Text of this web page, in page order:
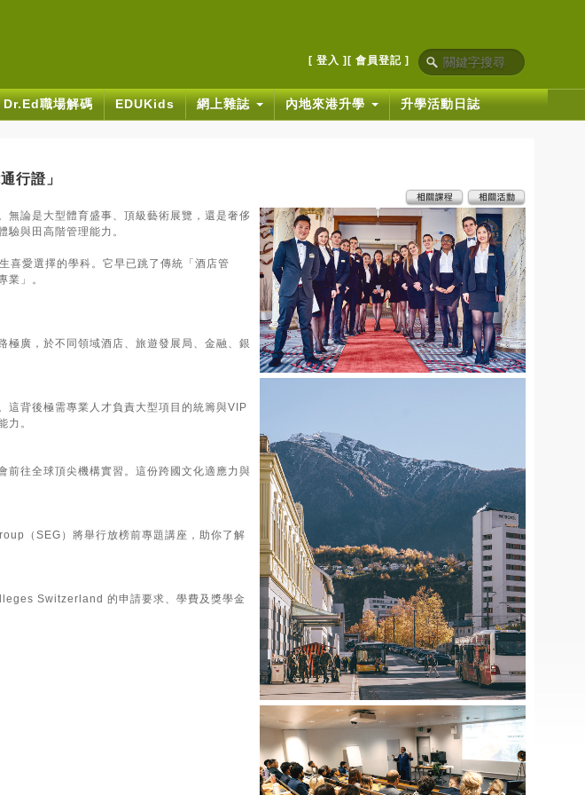
[ 登入 ] [ 會員登記 ]
Dr.Ed職場解碼 EDUKids 網上雜誌 內地來港升學 升學活動日誌
行證」
無論是大型體育盛事、頂級藝術展覽，還是奢侈
與田高階管理能力。
愛選擇的學科。它早已跳了傳統「酒店管
業」。
極廣，於不同領域酒店、旅遊發展局、金融、銀
這背後極需專業人才負責大型項目的統籌與VIP
力。
前往全球頂尖機構實習。這份跨國文化適應力與
（SEG）將舉行放榜前專題講座，助你了解
Switzerland 的申請要求、學費及獎學金